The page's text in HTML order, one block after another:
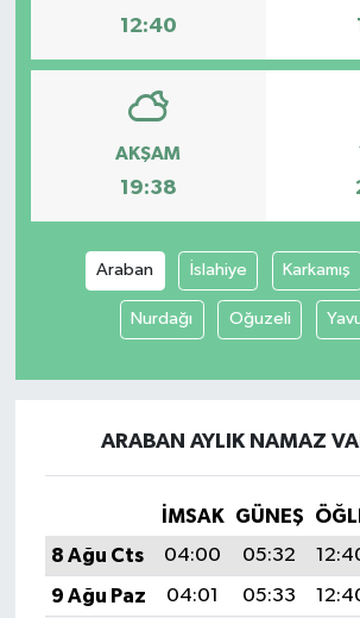
12:40
AKŞAM
19:38
Araban İslahiye Karkamış
Nurdağı Oğuzeli
ARABAN AYLIK NAMAZ
İMSAK GÜNEŞ
8 Ağu Cts
04:00 05:32
9 Ağu Paz
04:01 05:33